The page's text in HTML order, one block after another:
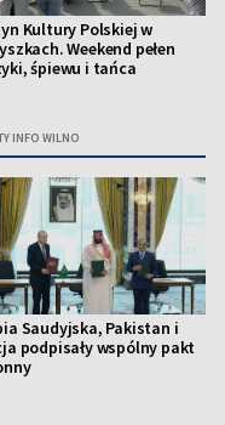
Kultury Polskiej w
Weekend pełen
śpiewu i tańca
INFO WILNO
Saudyjska, Pakistan i
podpisały wspólny pakt